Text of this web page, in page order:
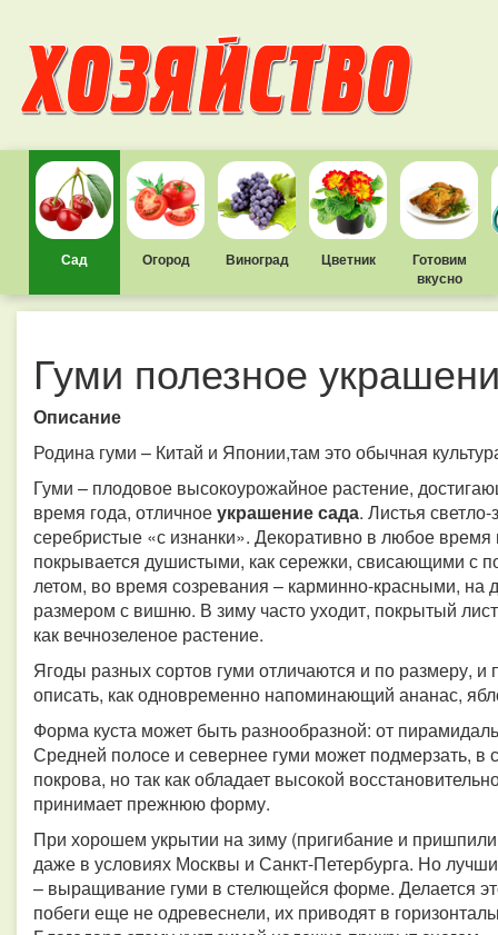
Сад Огород Виноград Цветник
Готовим
вкусно
Гуми полезное
Описание
Родина гуми – Китай и Японии,там это обычная
Гуми – плодовое высокоурожайное растение,
время года, отличноеукрашение сада. Листья
серебристые «с изнанки». Декоративно в любое время
покрывается душистыми, как сережки, свисающими с
летом, во время созревания – карминно-красными,
размером с вишню. В зиму часто уходит, покрытый
как вечнозеленое растение.
Ягоды разных сортов гуми отличаются и по размеру,
описать, как одновременно напоминающий ананас,
Форма куста может быть разнообразной: от
Средней полосе и севернее гуми может подмерзать,
покрова, но так как обладает высокой
принимает прежнюю форму.
При хорошем укрытии на зиму (пригибание и
даже в условиях Москвы и Санкт-Петербурга. Но
– выращивание гуми в стелющейся форме. Делается
побеги еще не одревеснели, их приводят в